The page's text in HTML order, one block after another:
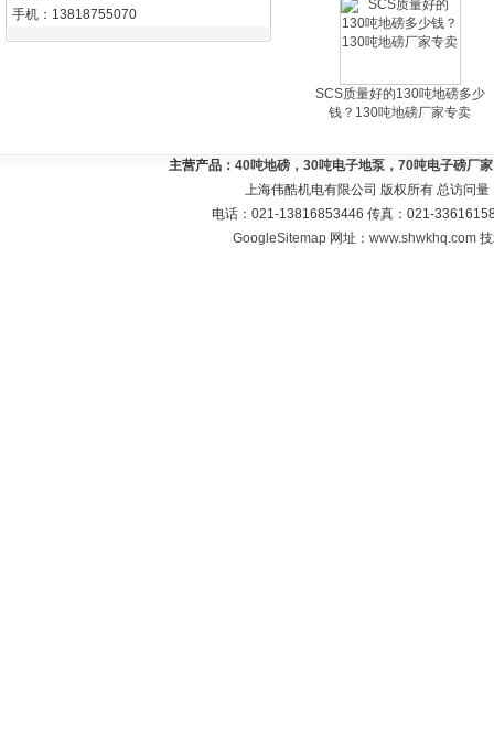
手机：13818755070
SCS质量好的130吨地磅多少
钱？130吨地磅厂家专卖
主营产品： 40吨地磅，30吨电子地泵，70吨电子磅厂
上海伟酷机电有限公司 版权所有 总访问量
电话：021-13816853446 传真：021-
GoogleSitemap 网址：www.shwkhq.com